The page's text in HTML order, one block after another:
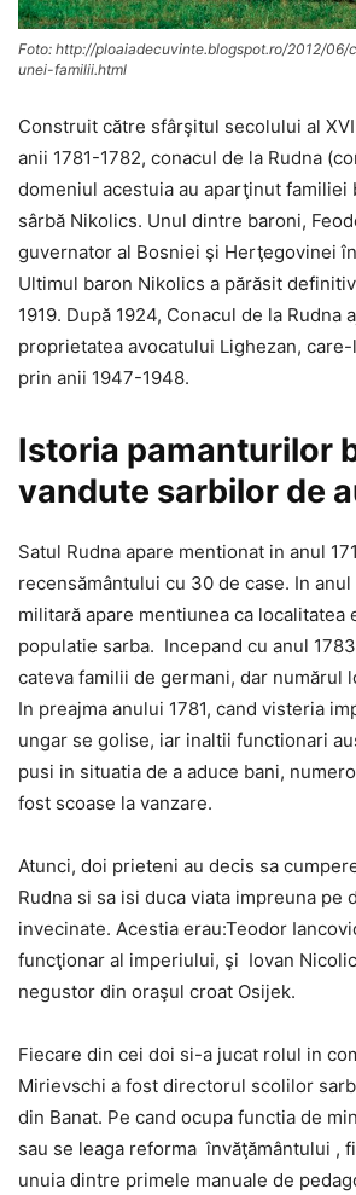
Foto: http://ploaiadecuvinte.blogspot.ro/2012/
unei-familii.html
Construit către sfârşitul secolului al
anii 1781-1782, conacul de la Rudna
domeniul acestuia au aparţinut
sârbă Nikolics. Unul dintre baroni,
guvernator al Bosniei şi Herţegovinei
Ultimul baron Nikolics a părăsit
1919. După 1924, Conacul de la Rudna
proprietatea avocatului Lighezan,
prin anii 1947-1948.
Istoria pamanturilor
vandute sarbilor de
Satul Rudna apare mentionat in anul
recensământului cu 30 de case. In anul
militară apare mentiunea ca localitatea
populatie sarba. Incepand cu anul
cateva familii de germani, dar numărul
In preajma anului 1781, cand visteria
ungar se golise, iar inaltii functionari
pusi in situatia de a aduce bani,
fost scoase la vanzare.
Atunci, doi prieteni au decis sa
Rudna si sa isi duca viata impreuna pe
invecinate. Acestia erau:Teodor
funcţionar al imperiului, şi Iovan
negustor din oraşul croat Osijek.
Fiecare din cei doi si-a jucat rolul in
Mirievschi a fost directorul scolilor
din Banat. Pe cand ocupa functia de
sau se leaga reforma învăţământului ,
unuia dintre primele manuale de